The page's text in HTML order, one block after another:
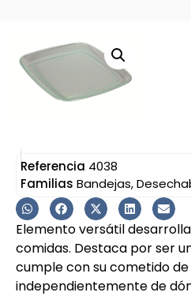
Referencia 4038
Familias Bandejas,
Elemento versátil
comidas. Destaca por ser
cumple con su cometido
independientemente de